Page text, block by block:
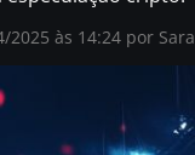
2025 às 14:24 por